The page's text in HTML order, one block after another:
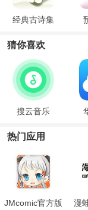
经典古诗集
猜你喜欢
搜云音乐
热门应用
JMcomic官方版
漫